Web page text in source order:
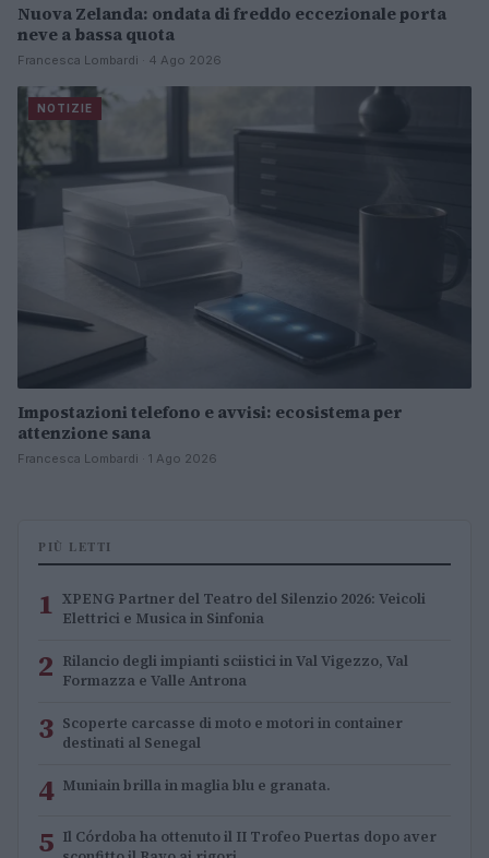
Nuova Zelanda: ondata di freddo eccezionale porta
neve a bassa quota
Francesca Lombardi · 4 Ago 2026
NOTIZIE
Impostazioni telefono e avvisi: ecosistema per
attenzione sana
Francesca Lombardi · 1 Ago 2026
PIÙ LETTI
1 XPENG Partner del Teatro del Silenzio 2026: Veicoli
Elettrici e Musica in Sinfonia
2 Rilancio degli impianti sciistici in Val Vigezzo, Val
Formazza e Valle Antrona
3 Scoperte carcasse di moto e motori in container
destinati al Senegal
4 Muniain brilla in maglia blu e granata.
5 Il Córdoba ha ottenuto il II Trofeo Puertas dopo aver